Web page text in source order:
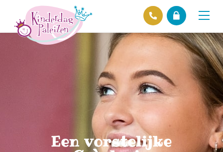
Een vorstelijke